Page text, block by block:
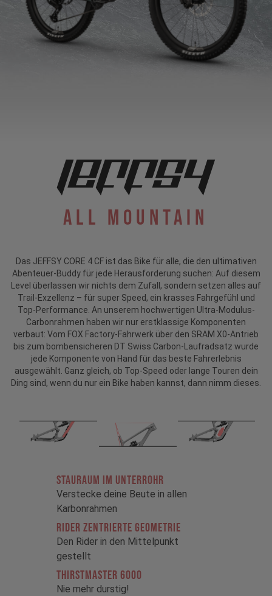
All Mountain
Das JEFFSY CORE 4 CF ist das Bike für alle, die den ultimativen
Abenteuer-Buddy für jede Herausforderung suchen: Auf diesem
Level überlassen wir nichts dem Zufall, sondern setzen alles auf
Trail-Exzellenz – für super Speed, ein krasses Fahrgefühl und
Top-Performance. An unserem hochwertigen Ultra-Modulus-
Carbonrahmen haben wir nur erstklassige Komponenten
verbaut: Vom FOX Factory-Fahrwerk über den SRAM X0-Antrieb
bis zum bombensicheren DT Swiss Carbon-Laufradsatz wurde
jede Komponente von Hand für das beste Fahrerlebnis
ausgewählt. Ganz gleich, ob Top-Speed oder lange Touren dein
Ding sind, wenn du nur ein Bike haben kannst, dann nimm dieses.
STAURAUM im Unterrohr
Verstecke deine Beute in allen
Karbonrahmen
RIDER ZENTRIERTE GEOMETRIE
Den Rider in den Mittelpunkt
gestellt
THIRSTMASTER 6000
Nie mehr durstig!